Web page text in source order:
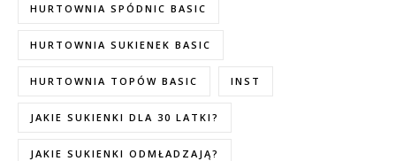
HURTOWNIA SPÓDNIC BASIC
HURTOWNIA SUKIENEK BASIC
HURTOWNIA TOPÓW BASIC INST
JAKIE SUKIENKI DLA 30 LATKI?
JAKIE SUKIENKI ODMŁADZAJĄ?